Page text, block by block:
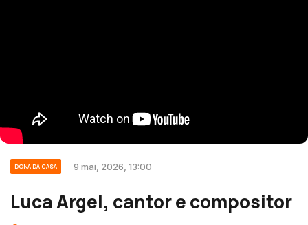
DONA DA CASA 9 mai, 2026, 13:00
Luca Argel, cantor e compositor